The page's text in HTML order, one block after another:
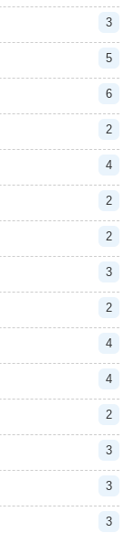
3
5
6
2
4
2
2
3
2
4
4
2
3
3
3